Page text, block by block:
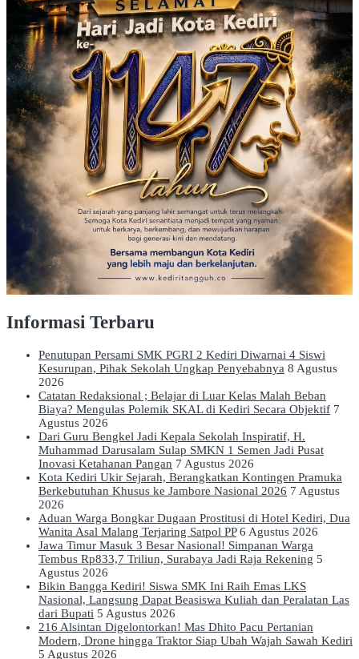
Informasi Terbaru
Penutupan Persami SMK PGRI 2 Kediri Diwarnai 4 Siswi
Kesurupan, Pihak Sekolah Ungkap Penyebabnya 8 Agustus
2026
Catatan Redaksional ; Belajar di Luar Kelas Malah Beban
Biaya? Mengulas Polemik SKAL di Kediri Secara Objektif 7
Agustus 2026
Dari Guru Bengkel Jadi Kepala Sekolah Inspiratif, H.
Muhammad Darusalam Sulap SMKN 1 Semen Jadi Pusat
Inovasi Ketahanan Pangan 7 Agustus 2026
Kota Kediri Ukir Sejarah, Berangkatkan Kontingen Pramuka
Berkebutuhan Khusus ke Jambore Nasional 2026 7 Agustus
2026
Aduan Warga Bongkar Dugaan Prostitusi di Hotel Kediri, Dua
Wanita Asal Malang Terjaring Satpol PP 6 Agustus 2026
Jawa Timur Masuk 3 Besar Nasional! Simpanan Warga
Tembus Rp833,7 Triliun, Surabaya Jadi Raja Rekening 5
Agustus 2026
Bikin Bangga Kediri! Siswa SMK Ini Raih Emas LKS
Nasional, Langsung Dapat Beasiswa Kuliah dan Peralatan Las
dari Bupati 5 Agustus 2026
216 Alsintan Digelontorkan! Mas Dhito Pacu Pertanian
Modern, Drone hingga Traktor Siap Ubah Wajah Sawah Kediri
5 Agustus 2026